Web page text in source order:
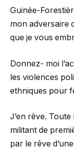
Guinée-
mon adversaire
que je vous
Donnez- moi
les violences
ethniques pour
J’en rêve.
militant de
par le rêve